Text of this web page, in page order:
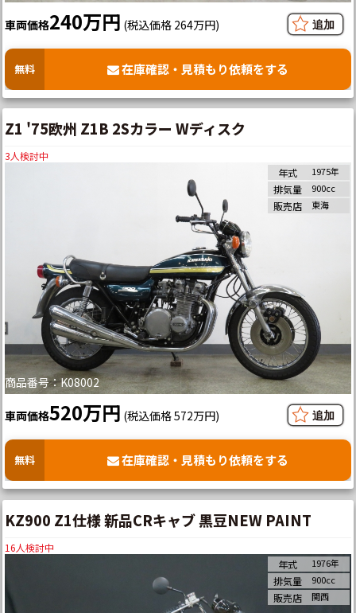
車両価格240万円 (税込価格 264万円)
無料 在庫確認・見積もり依頼をする
Z1 '75欧州 Z1B 2Sカラー Wディスク
3人検討中
商品番号：K08002
年式 1975年
排気量 900cc
販売店 東海
車両価格520万円 (税込価格 572万円)
無料 在庫確認・見積もり依頼をする
KZ900 Z1仕様 新品CRキャブ 黒豆NEW PAINT
16人検討中
年式
1976年
排気量 900cc
販売店 関西